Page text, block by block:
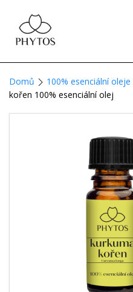
Domů 100% esenciální
kořen 100% esenciální olej